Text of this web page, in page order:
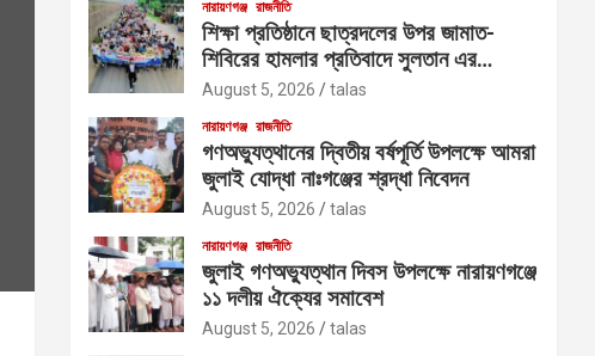
নারায়ণগঞ্জ রাজনীতি
শিক্ষা প্রতিষ্ঠানে ছাত্রদলের উপর জামাত-
শিবিরের হামলার প্রতিবাদে সুলতান এর
নেতৃত্বে বিক্ষোভ
August 5, 2026 talas
নারায়ণগঞ্জ রাজনীতি
গণঅভ্যুত্থানের দ্বিতীয় বর্ষপূর্তি উপলক্ষে আমরা
জুলাই যোদ্ধা নাঃগঞ্জের শ্রদ্ধা নিবেদন
August 5, 2026 talas
নারায়ণগঞ্জ রাজনীতি
জুলাই গণঅভ্যুত্থান দিবস উপলক্ষে নারায়ণগঞ্জে
১১ দলীয় ঐক্যের সমাবেশ
August 5, 2026 talas